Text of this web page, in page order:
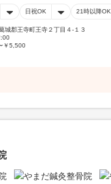
日祝OK 21時以降OK
城郡王寺町王寺２丁目４-１３
￥5,500